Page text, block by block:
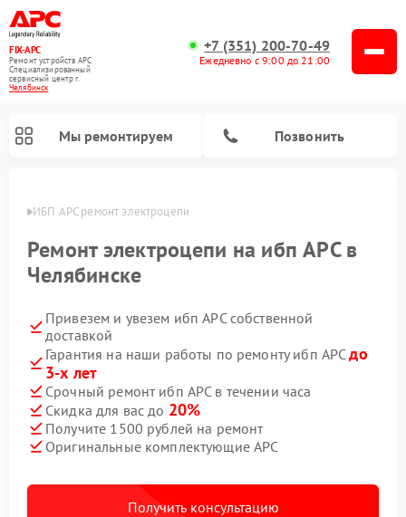
FIX-APC
Ремонт устройств APC
Специализированный
cервисный центр г.
Челябинск
+7 (351) 200-70-49
Ежедневно с 9:00 до 21:00
Мы ремонтируем Позвонить
ИБП APC ремонт электроцепи
Ремонт электроцепи на ибп APC в
Челябинске
Привезем и увезем ибп APC собственной
доставкой
Гарантия на наши работы по ремонту ибп APCдо
3-х лет
Срочный ремонт ибп APC в течении часа
Скидка для вас до 20%
Получите 1500 рублей на ремонт
Оригинальные комплектующие APC
Получить консультацию